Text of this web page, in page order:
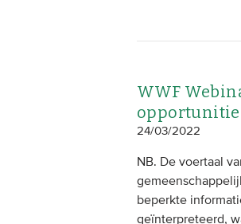
WWF
24/03/2022
NB. De voertaal
beperkte
geïnterpreteerd,